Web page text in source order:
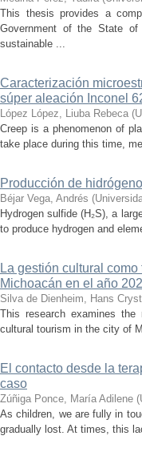
This thesis provides a
Government of the State of
sustainable ...
Caracterización
súper aleación Inconel
López López, Liuba Rebeca (
Creep is a phenomenon of
take place during this time,
Producción de
Béjar Vega, Andrés (
Hydrogen sulfide (H₂S), a
to produce hydrogen and
La gestión cultural
Michoacán en el año
Silva de Dienheim, Hans
This research examines the
cultural tourism in the city of
El contacto desde la
caso
Zúñiga Ponce, María Adilene (
As children, we are fully in
gradually lost. At times, this